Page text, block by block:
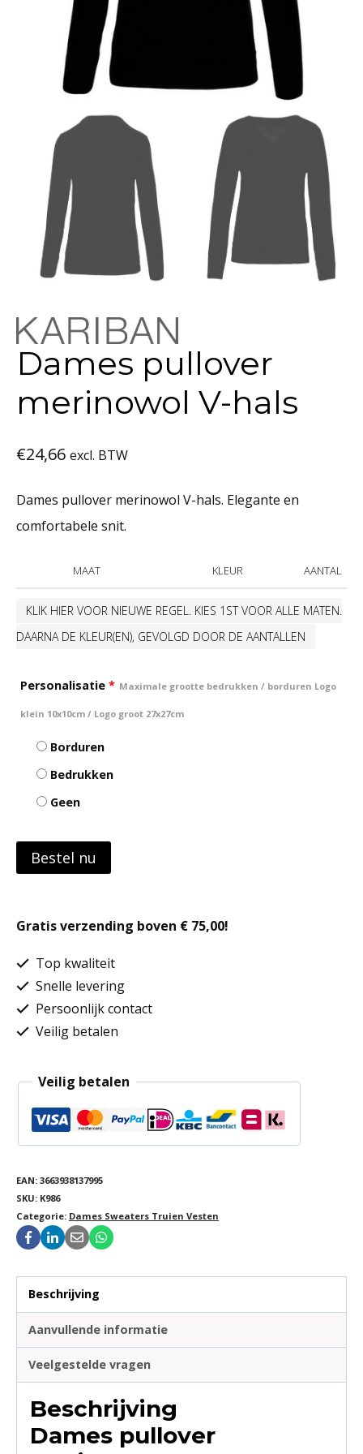
Dames pullover
merinowol V-hals
€24,66 excl. BTW
Dames pullover merinowol V-hals. Elegante en
comfortabele snit.
MAAT KLEUR AANTAL
KLIK HIER VOOR NIEUWE REGEL. KIES 1ST VOOR ALLE MATEN.
DAARNA DE KLEUR(EN), GEVOLGD DOOR DE AANTALLEN
Personalisatie * Maximale grootte bedrukken / borduren Logo
klein 10x10cm / Logo groot 27x27cm
Borduren
Bedrukken
Geen
Bestel nu
Gratis verzending boven € 75,00!
Top kwaliteit
Snelle levering
Persoonlijk contact
Veilig betalen
Veilig betalen
EAN: 3663938137995
SKU: K986
Categorie: Dames Sweaters Truien Vesten
Beschrijving
Aanvullende informatie
Veelgestelde vragen
Beschrijving
Dames pullover